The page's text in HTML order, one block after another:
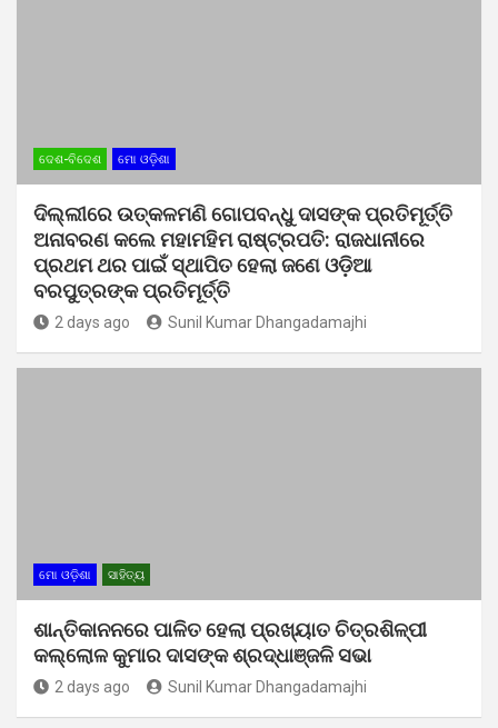
ଦେଶ-ବିଦେଶ ମୋ ଓଡ଼ିଶା
ଦିଲ୍ଲୀରେ ଉତ୍କଳମଣି ଗୋପବନ୍ଧୁ ଦାସଙ୍କ ପ୍ରତିମୂର୍ତ୍ତି
ଅନାବରଣ କଲେ ମହାମହିମ ରାଷ୍ଟ୍ରପତି: ରାଜଧାନୀରେ
ପ୍ରଥମ ଥର ପାଇଁ ସ୍ଥାପିତ ହେଲା ଜଣେ ଓଡ଼ିଆ
ବରପୁତ୍ରଙ୍କ ପ୍ରତିମୂର୍ତ୍ତି
2 days ago Sunil Kumar Dhangadamajhi
ମୋ ଓଡ଼ିଶା ସାହିତ୍ୟ
ଶାନ୍ତିକାନନରେ ପାଳିତ ହେଲା ପ୍ରଖ୍ୟାତ ଚିତ୍ରଶିଳ୍ପୀ
କଲ୍ଲୋଳ କୁମାର ଦାସଙ୍କ ଶ୍ରଦ୍ଧାଞ୍ଜଳି ସଭା
2 days ago Sunil Kumar Dhangadamajhi